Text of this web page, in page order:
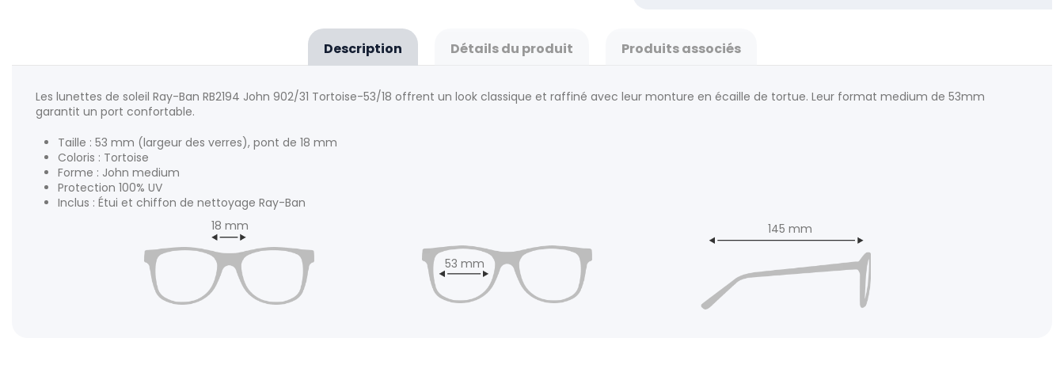
Description Détails du produit Produits associés
Les lunettes de soleil Ray-Ban RB2194 John 902/31 Tortoise-53/18 offrent un look classique et raffiné avec leur monture en écaille de tortue. Leur format medium de 53mm
garantit un port confortable.
Taille : 53 mm (largeur des verres), pont de 18 mm
Coloris : Tortoise
Forme : John medium
Protection 100% UV
Inclus : Étui et chiffon de nettoyage Ray-Ban
18 mm
53 mm
145 mm